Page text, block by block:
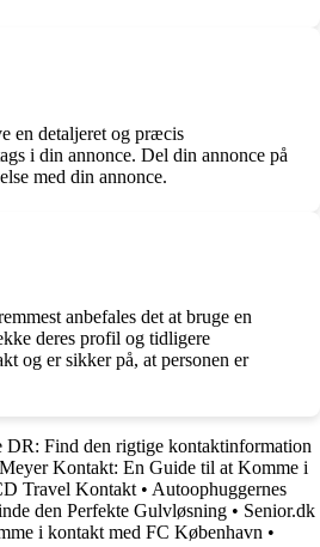
en detaljeret og præcis
i din annonce. Del din annonce på
med din annonce.
anbefales det at bruge en
deres profil og tidligere
og er sikker på, at personen er
DR: Find den rigtige kontaktinformation
Kontakt: En Guide til at Komme i
Travel Kontakt • Autoophuggernes
den Perfekte Gulvløsning • Senior.dk
i kontakt med FC København •